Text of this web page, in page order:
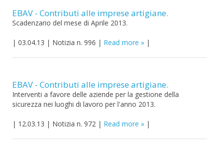
EBAV - Contributi alle imprese artigiane.
Scadenzario del mese di Aprile 2013.
| 03.04.13 | Notizia n. 996 | Read more |
EBAV - Contributi alle imprese artigiane.
Interventi a favore delle aziende per la gestione della
sicurezza nei luoghi di lavoro per l'anno 2013.
| 12.03.13 | Notizia n. 972 | Read more |